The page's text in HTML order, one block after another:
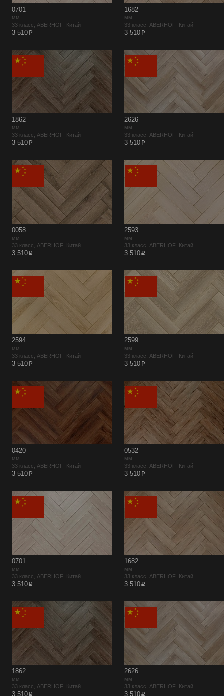
0701
мм
33 класс, ABERHOF Китай
3 510p
1682
мм
33 класс, ABERHOF Китай
3 510p
1862
мм
33 класс, ABERHOF Китай
3 510p
2626
мм
33 класс, ABERHOF Китай
3 510p
0058
мм
33 класс, ABERHOF Китай
3 510p
2593
мм
33 класс, ABERHOF Китай
3 510p
2594
мм
33 класс, ABERHOF Китай
3 510p
2599
мм
33 класс, ABERHOF Китай
3 510p
0420
мм
33 класс, ABERHOF Китай
3 510p
0532
мм
33 класс, ABERHOF Китай
3 510p
0701
мм
33 класс, ABERHOF Китай
3 510p
1682
мм
33 класс, ABERHOF Китай
3 510p
1862
мм
33 класс, ABERHOF Китай
3 510
2626
мм
33 класс, ABERHOF Китай
3 510